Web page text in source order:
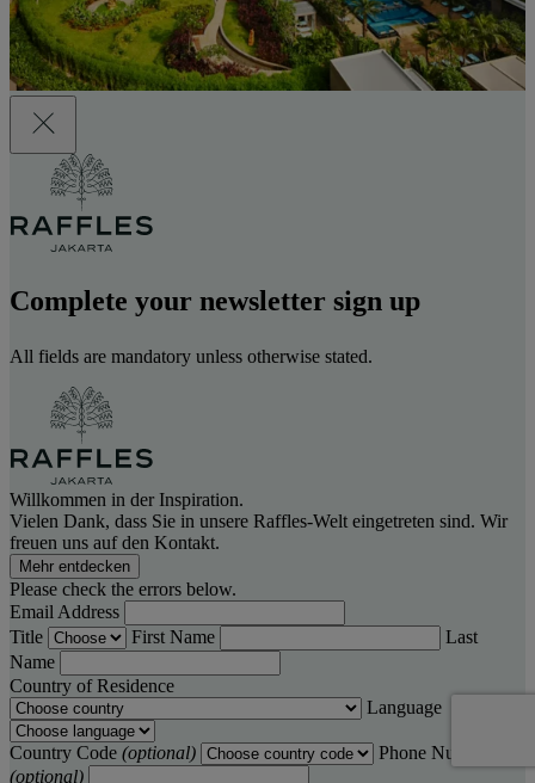
Complete your newsletter sign up
All fields are mandatory unless otherwise stated.
Willkommen in der Inspiration.
Vielen Dank, dass Sie in unsere Raffles-Welt eingetreten sind. Wir
freuen uns auf den Kontakt.
Mehr entdecken
Please check the errors below.
Email Address
Title
First Name
Last
Name
Country of Residence
Language
Country Code (optional)
Phone Number
(optional)